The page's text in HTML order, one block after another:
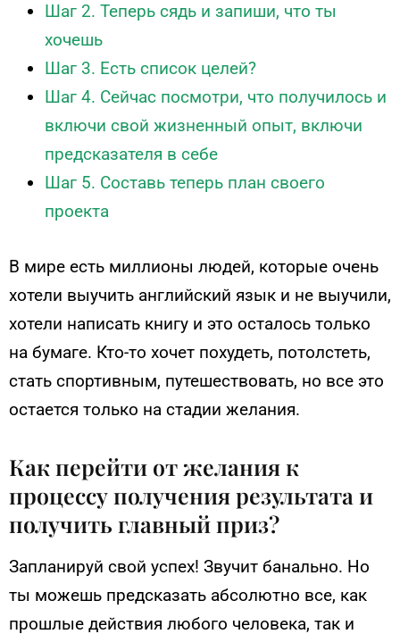
Шаг 2. Теперь сядь и запиши, что ты
хочешь
Шаг 3. Есть список целей?
Шаг 4. Сейчас посмотри, что получилось и
включи свой жизненный опыт, включи
предсказателя в себе
Шаг 5. Составь теперь план своего
проекта
В мире есть миллионы людей, которые очень
хотели выучить английский язык и не выучили,
хотели написать книгу и это осталось только
на бумаге. Кто-то хочет похудеть, потолстеть,
стать спортивным, путешествовать, но все это
остается только на стадии желания.
Как перейти от желания к
процессу получения результата и
получить главный приз?
Запланируй свой успех! Звучит банально. Но
ты можешь предсказать абсолютно все, как
прошлые действия любого человека, так и